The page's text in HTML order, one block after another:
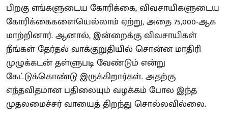
பிறகு எங்களுடைய கோரிக்கை, விவசாயிகளுடைய
கோரிக்கைகளையெல்லாம் ஏற்று, அதை 75,000-ஆக
மாற்றினார். ஆனால், இன்றைக்கு விவசாயிகள்
நீங்கள் தேர்தல் வாக்குறுதியில் சொன்ன மாதிரி
முழுக்கடன் தள்ளுபடி வேண்டும் என்று
கேட்டுக்கொண்டு இருக்கிறார்கள். அதற்கு
எந்தவிதமான பதிலையும் வழக்கம் போல இந்த
முதலமைச்சர் வாயைத் திறந்து சொல்லவில்லை.